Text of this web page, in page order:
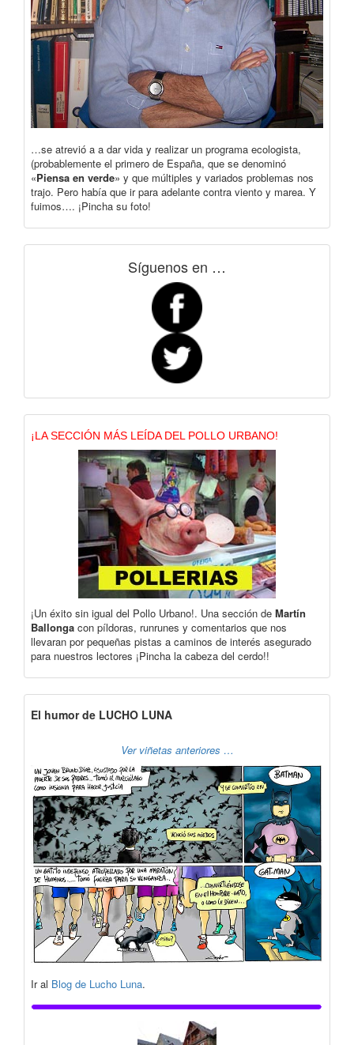
…se atrevió a a dar vida y realizar un programa ecologista,
(probablemente el primero de España, que se denominó
«Piensa en verde» y que múltiples y variados problemas nos
trajo. Pero había que ir para adelante contra viento y marea. Y
fuimos…. ¡Pincha su foto!
Síguenos en …
¡LA SECCIÓN MÁS LEÍDA DEL POLLO URBANO!
¡Un éxito sin igual del Pollo Urbano!. Una sección de Martín
Ballonga con píldoras, runrunes y comentarios que nos
llevaran por pequeñas pistas a caminos de interés asegurado
para nuestros lectores ¡Pincha la cabeza del cerdo!!
El humor de LUCHO LUNA
Ver viñetas anteriores …
Ir al Blog de Lucho Luna.